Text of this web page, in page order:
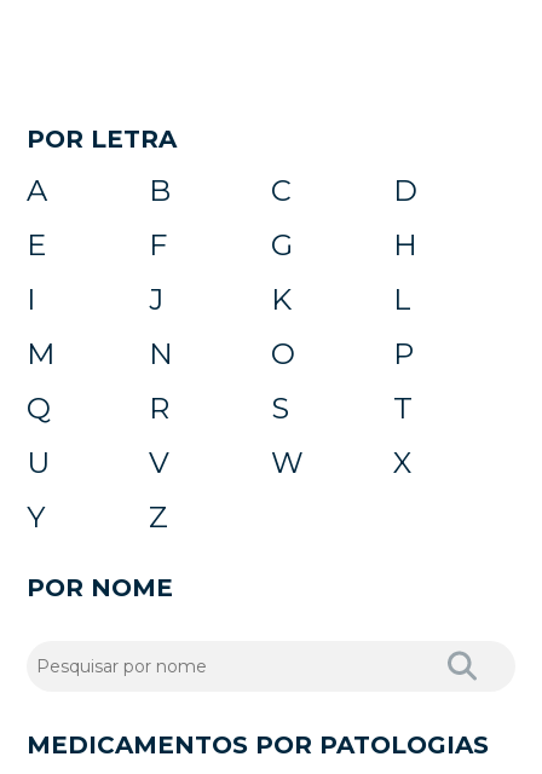
POR LETRA
A B C
D
E
F G
H
I
J K
L
M
N O
P
Q
R S
T
U
V W
X
Y
Z
POR NOME
MEDICAMENTOS POR PATOLOGIAS